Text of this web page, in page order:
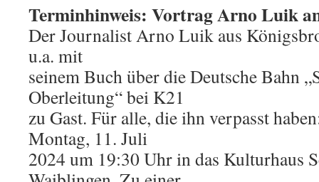
Terminhinweis: Vortrag Arno Luik
Der Journalist Arno Luik aus
u.a. mit
seinem Buch über die Deutsche Bahn
Oberleitung“ bei K21
zu Gast. Für alle, die ihn verpasst
Montag, 11. Juli
2024 um 19:30 Uhr in das Kulturhaus